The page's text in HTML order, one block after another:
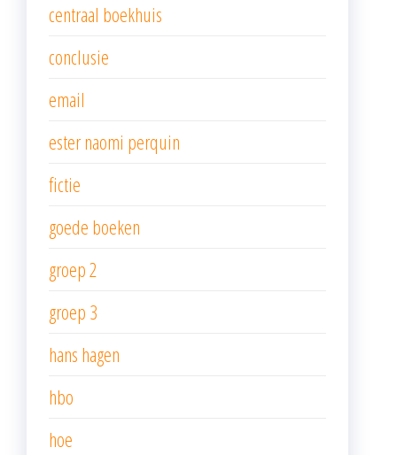
centraal boekhuis
conclusie
email
ester naomi perquin
fictie
goede boeken
groep 2
groep 3
hans hagen
hbo
hoe